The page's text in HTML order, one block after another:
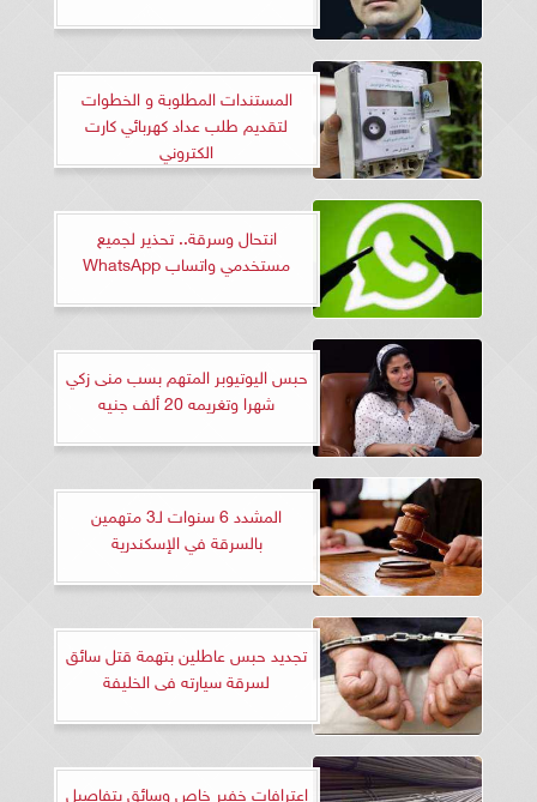
المستندات المطلوبة و الخطوات
لتقديم طلب عداد كهربائي كارت
الكتروني
انتحال وسرقة.. تحذير لجميع
مستخدمي واتساب WhatsApp
حبس اليوتيوبر المتهم بسب منى زكي
شهرا وتغريمه 20 ألف جنيه
المشدد 6 سنوات لـ3 متهمين
بالسرقة في الإسكندرية
تجديد حبس عاطلين بتهمة قتل سائق
لسرقة سيارته فى الخليفة
اعترافات خفير خاص وسائق بتفاصيل